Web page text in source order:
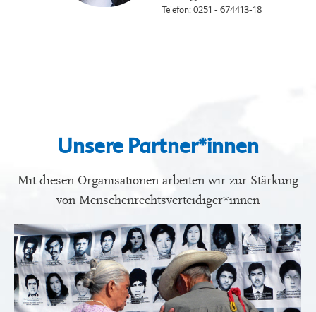
Telefon: 0251 - 674413-18
Unsere Partner*innen
Mit diesen Organisationen arbeiten wir zur Stärkung
von Menschenrechtsverteidiger*innen